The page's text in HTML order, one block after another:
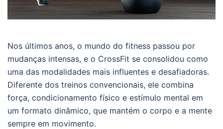
Nos últimos anos, o mundo do fitness passou por
mudanças intensas, e o CrossFit se consolidou como
uma das modalidades mais influentes e desafiadoras.
Diferente dos treinos convencionais, ele combina
força, condicionamento físico e estímulo mental em
um formato dinâmico, que mantém o corpo e a mente
sempre em movimento.